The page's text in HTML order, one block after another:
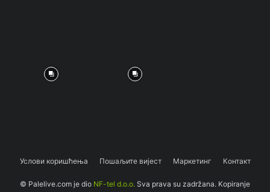
Услови коришћења Пошаљите вијест Маркетинг Контакт
© Palelive.com je dio NF-tel d.o.o. Sva prava su zadržana. Kopiranje